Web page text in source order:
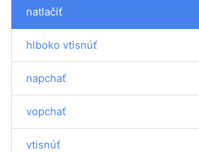
natlačiť
hlboko vtisnúť
napchať
vopchať
vtisnúť